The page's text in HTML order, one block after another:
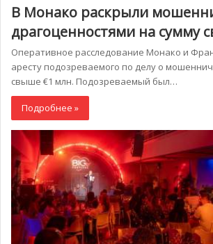
В Монако раскрыли
драгоценностями на сумму
Оперативное расследование Монако и
аресту подозреваемого по делу о
свыше €1 млн. Подозреваемый был…
Подробнее »